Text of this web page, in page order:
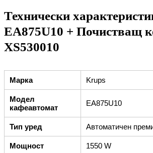
Технически
EA875U10 + Почистващ
XS530010
Марка Krups
Модел
кафеавтомат
EA875U10
Тип уред Автоматичен
Мощност 1550 W